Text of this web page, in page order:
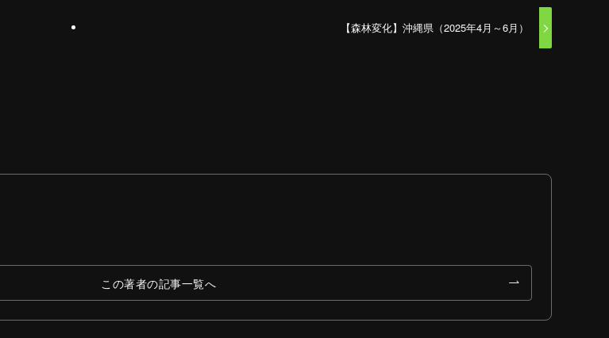
【森林変化】沖縄県（2025年4月～6月）
この著者の記事一覧へ